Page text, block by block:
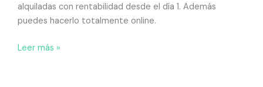
alquiladas con rentabilidad desde el día 1. Además
puedes hacerlo totalmente online.
Leer más »